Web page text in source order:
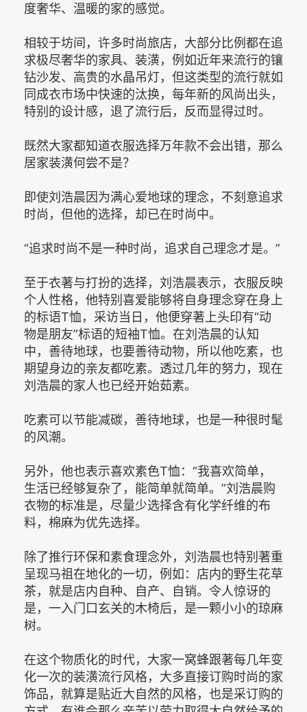
度奢华、温暖的家的感觉。
相较于坊间，许多时尚旅店，大部分比例都在追
求极尽奢华的家具、装潢，例如近年来流行的镶
钻沙发、高贵的水晶吊灯，但这类型的流行就如
同成衣市场中快速的汰换，每年新的风尚出头，
特别的设计感，退了流行后，反而显得过时。
既然大家都知道衣服选择万年款不会出错，那么
居家装潢何尝不是？
即使刘浩晨因为满心爱地球的理念，不刻意追求
时尚，但他的选择，却已在时尚中。
“追求时尚不是一种时尚，追求自己理念才是。”
至于衣著与打扮的选择，刘浩晨表示，衣服反映
个人性格，他特别喜爱能够将自身理念穿在身上
的标语T恤，采访当日，他便穿著上头印有“动
物是朋友”标语的短袖T恤。在刘浩晨的认知
中，善待地球，也要善待动物，所以他吃素，也
期望身边的亲友都吃素。透过几年的努力，现在
刘浩晨的家人也已经开始茹素。
吃素可以节能减碳，善待地球，也是一种很时髦
的风潮。
另外，他也表示喜欢素色T恤：“我喜欢简单，
生活已经够复杂了，能简单就简单。”刘浩晨购
衣物的标准是，尽量少选择含有化学纤维的布
料，棉麻为优先选择。
除了推行环保和素食理念外，刘浩晨也特别著重
呈现马祖在地化的一切，例如：店内的野生花草
茶，就是店内自种、自产、自销。令人惊讶的
是，一入门口玄关的木椅后，是一颗小小的琼麻
树。
在这个物质化的时代，大家一窝蜂跟著每几年变
化一次的装潢流行风格，大多直接订购时尚的家
饰品，就算是贴近大自然的风格，也是采订购的